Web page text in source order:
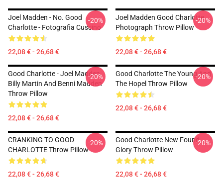
Joel Madden - No. Good
Charlotte - Fotografia Cuscino
22,08 € - 26,68 €
-20%
Joel Madden Good Charlotte
Photograph Throw Pillow
22,08 € - 26,68 €
-20%
Good Charlotte - Joel Madden,
Billy Martin And Benni Madden
Throw Pillow
22,08 € - 26,68 €
-20%
Good Charlotte The Young And
The Hopel Throw Pillow
22,08 € - 26,68 €
-20%
CRANKING TO GOOD
CHARLOTTE Throw Pillow
22,08 € - 26,68 €
-20%
Good Charlotte New Found
Glory Throw Pillow
22,08 € - 26,68 €
-20%